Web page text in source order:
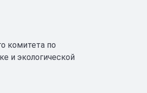
комитета по
и экологической